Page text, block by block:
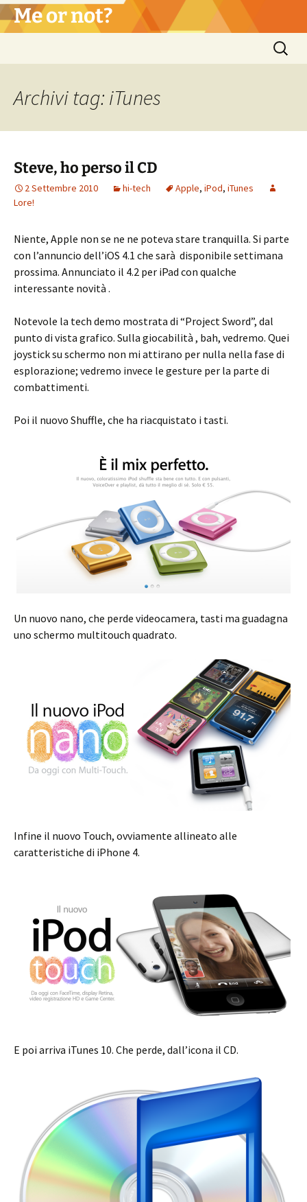
Vai
al Me or not?
Ricerca
per:
Archivi tag: iTunes
Steve, ho perso il CD
2 Settembre 2010 hi-tech Apple, iPod, iTunes
Lore!
Niente, Apple non se ne ne poteva stare tranquilla. Si parte
con l’annuncio dell’iOS 4.1 che sarà disponibile settimana
prossima. Annunciato il 4.2 per iPad con qualche
interessante novità .
Notevole la tech demo mostrata di “Project Sword”, dal
punto di vista grafico. Sulla giocabilità , bah, vedremo. Quei
joystick su schermo non mi attirano per nulla nella fase di
esplorazione; vedremo invece le gesture per la parte di
combattimenti.
Poi il nuovo Shuffle, che ha riacquistato i tasti.
Un nuovo nano, che perde videocamera, tasti ma guadagna
uno schermo multitouch quadrato.
Infine il nuovo Touch, ovviamente allineato alle
caratteristiche di iPhone 4.
E poi arriva iTunes 10. Che perde, dall’icona il CD.